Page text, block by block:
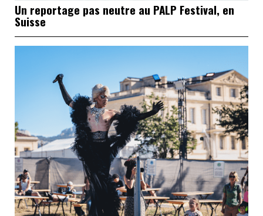
Un reportage pas neutre au PALP Festival, en
Suisse